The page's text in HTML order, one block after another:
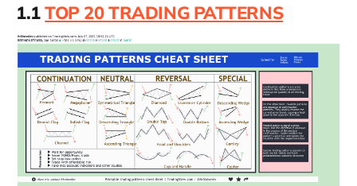
1.1TOP 20 TRADING PATTERNS